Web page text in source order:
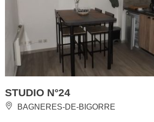
STUDIO N°24
BAGNERES-DE-BIGORRE